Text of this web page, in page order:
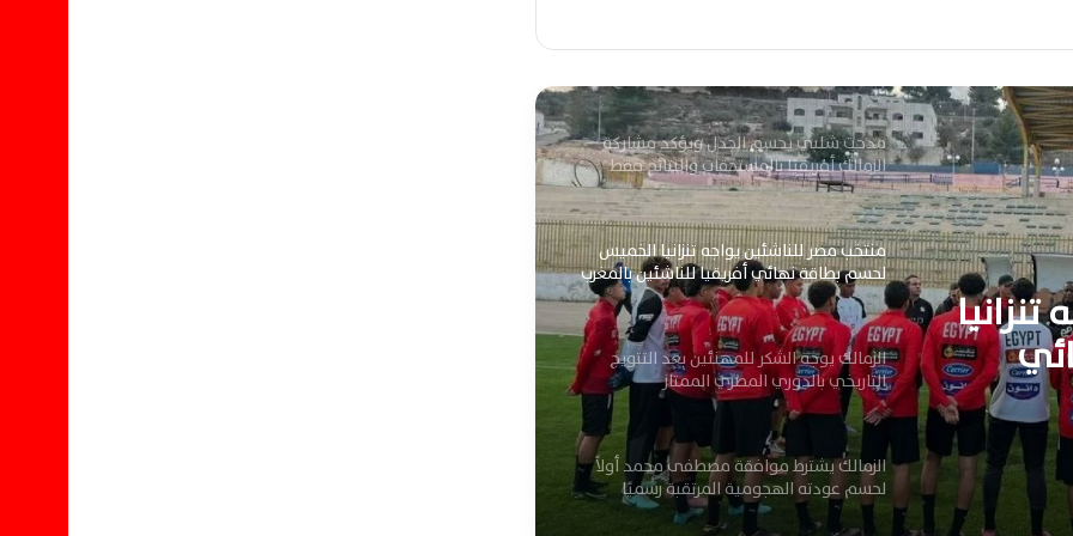
بعد
المصري
الزمالك أفريقيًا بالمستحقات والنتائج فقط
منتخب مصر للناشئين يواجه تنزانيا الخميس
لحسم بطاقة نهائي أفريقيا للناشئين بالمغرب
الزمالك يوجه الشكر للمهنئين بعد التتويج
التاريخي بالدوري المصري الممتاز
الزمالك يشترط موافقة مصطفى محمد أولاً
لحسم عودته الهجومية المرتقبة رسميًا
احد لاعبي الزمالك للجماهير : اللقب هديتكم..
و«الحدوتة» تحققت أخيرًا